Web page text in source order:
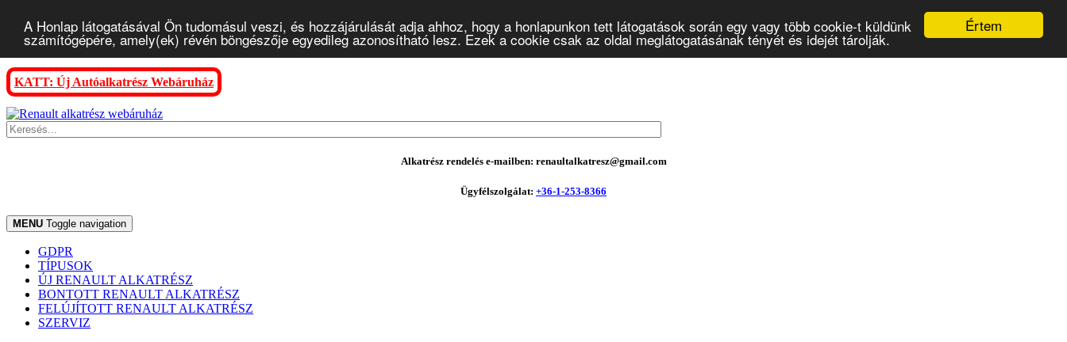
Értem
A Honlap látogatásával Ön tudomásul veszi, és hozzájárulását adja ahhoz, hogy a honlapunkon tett látogatások során egy vagy több cookie-t küldünk
számítógépére, amely(ek) révén böngészője egyedileg azonosítható lesz. Ezek a cookie csak az oldal meglátogatásának tényét és idejét tárolják.
KATT: Új Autóalkatrész Webáruház
Alkatrész rendelés e-mailben: renaultalkatresz@gmail.com
Ügyfélszolgálat: +36-1-253-8366
MENU Toggle navigation
GDPR
TÍPUSOK
ÚJ RENAULT ALKATRÉSZ
BONTOTT RENAULT ALKATRÉSZ
FELÚJÍTOTT RENAULT ALKATRÉSZ
SZERVIZ